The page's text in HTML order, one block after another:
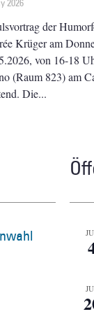
der
Krüger am
von 16-18
(Raum 823) am
Die